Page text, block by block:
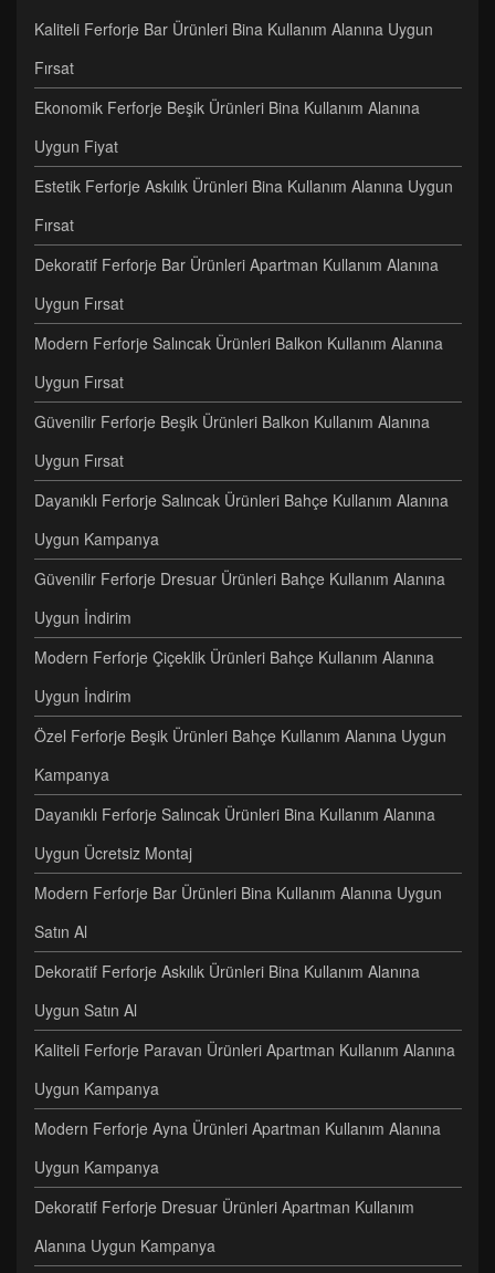
Kaliteli Ferforje Bar Ürünleri Bina Kullanım Alanına Uygun
Fırsat
Ekonomik Ferforje Beşik Ürünleri Bina Kullanım Alanına
Uygun Fiyat
Estetik Ferforje Askılık Ürünleri Bina Kullanım Alanına Uygun
Fırsat
Dekoratif Ferforje Bar Ürünleri Apartman Kullanım Alanına
Uygun Fırsat
Modern Ferforje Salıncak Ürünleri Balkon Kullanım Alanına
Uygun Fırsat
Güvenilir Ferforje Beşik Ürünleri Balkon Kullanım Alanına
Uygun Fırsat
Dayanıklı Ferforje Salıncak Ürünleri Bahçe Kullanım Alanına
Uygun Kampanya
Güvenilir Ferforje Dresuar Ürünleri Bahçe Kullanım Alanına
Uygun İndirim
Modern Ferforje Çiçeklik Ürünleri Bahçe Kullanım Alanına
Uygun İndirim
Özel Ferforje Beşik Ürünleri Bahçe Kullanım Alanına Uygun
Kampanya
Dayanıklı Ferforje Salıncak Ürünleri Bina Kullanım Alanına
Uygun Ücretsiz Montaj
Modern Ferforje Bar Ürünleri Bina Kullanım Alanına Uygun
Satın Al
Dekoratif Ferforje Askılık Ürünleri Bina Kullanım Alanına
Uygun Satın Al
Kaliteli Ferforje Paravan Ürünleri Apartman Kullanım Alanına
Uygun Kampanya
Modern Ferforje Ayna Ürünleri Apartman Kullanım Alanına
Uygun Kampanya
Dekoratif Ferforje Dresuar Ürünleri Apartman Kullanım
Alanına Uygun Kampanya